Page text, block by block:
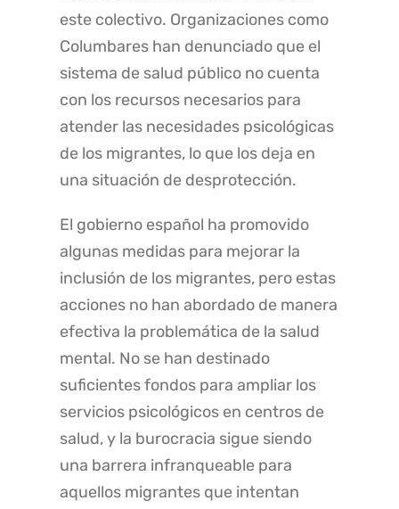
este colectivo. Organizaciones como
Columbares han denunciado que el
sistema de salud público no cuenta
con los recursos necesarios para
atender las necesidades psicológicas
de los migrantes, lo que los deja en
una situación de desprotección.
El gobierno español ha promovido
algunas medidas para mejorar la
inclusión de los migrantes, pero estas
acciones no han abordado de manera
efectiva la problemática de la salud
mental. No se han destinado
suficientes fondos para ampliar los
servicios psicológicos en centros de
salud, y la burocracia sigue siendo
una barrera infranqueable para
aquellos migrantes que intentan